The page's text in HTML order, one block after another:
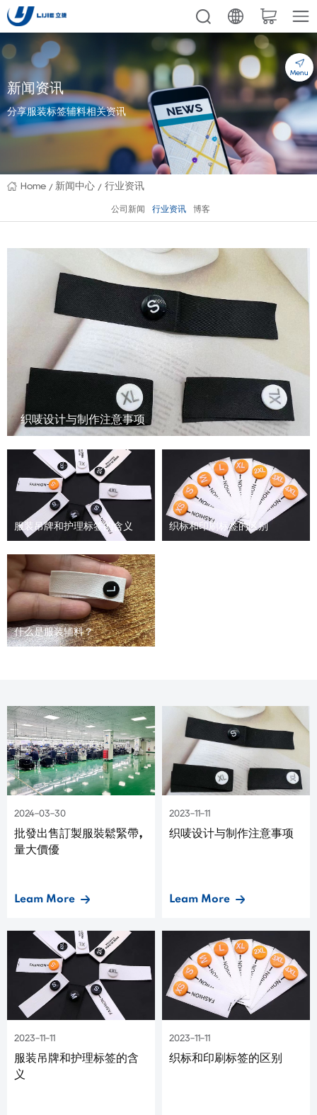
新闻资讯
分享服装标签辅料相关资讯
Home 新闻中心 行业资讯
公司新闻 行业资讯 博客
织唛设计与制作注意事项
服装吊牌和护理标签的含义 织标和印刷标签的区别
什么是服装辅料？
2024-03-30
批發出售訂製服裝鬆緊帶,
量大價優
Leam More
2023-11-11
织唛设计与制作注意事项
Leam More
2023-11-11
服装吊牌和护理标签的含
义
2023-11-11
织标和印刷标签的区别
Menu